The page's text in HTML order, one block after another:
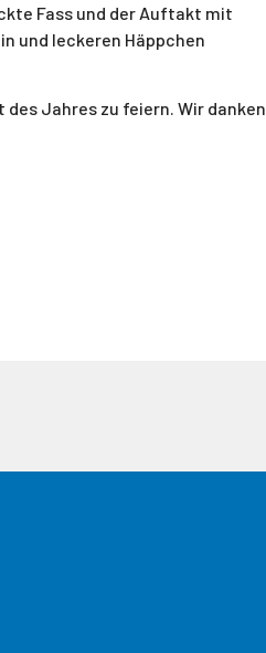
Fass und der Auftakt mit
und leckeren Häppchen
Jahres zu feiern. Wir danken